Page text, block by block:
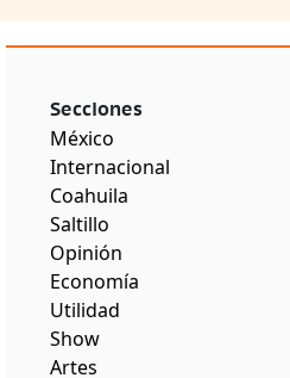
Secciones
México
Internacional
Coahuila
Saltillo
Opinión
Economía
Utilidad
Show
Artes